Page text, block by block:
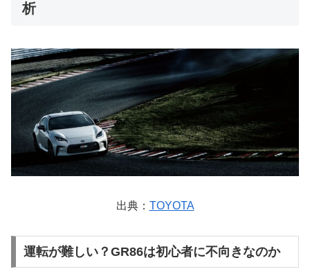
析
出典： TOYOTA
運転が難しい？GR86は初心者に不向きなのか